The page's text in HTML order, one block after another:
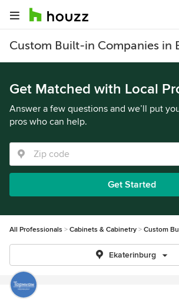
Custom Built-in Companies in
Get Matched with Local
Answer a few questions and we’ll put
pros who can help.
Get Started
All Professionals Cabinets & Cabinetry Custom
Ekaterinburg